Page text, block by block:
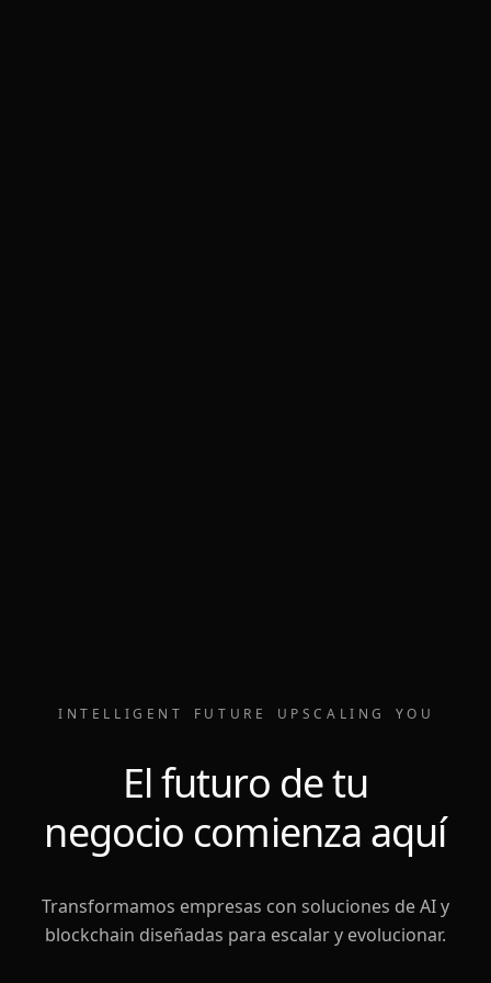
INTELLIGENT FUTURE UPSCALING YOU
El futuro de tu
negocio comienza aquí
Transformamos empresas con soluciones de AI y
blockchain diseñadas para escalar y evolucionar.